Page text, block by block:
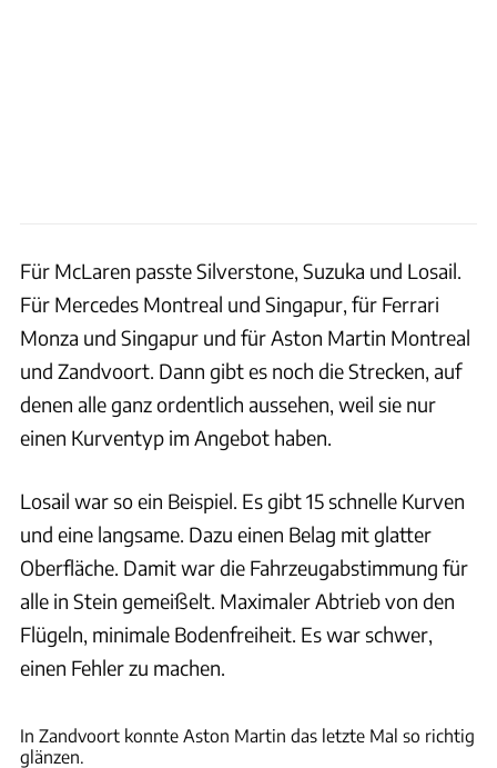
Für McLaren passte Silverstone, Suzuka und Losail.
Für Mercedes Montreal und Singapur, für Ferrari
Monza und Singapur und für Aston Martin Montreal
und Zandvoort. Dann gibt es noch die Strecken, auf
denen alle ganz ordentlich aussehen, weil sie nur
einen Kurventyp im Angebot haben.
Losail war so ein Beispiel. Es gibt 15 schnelle Kurven
und eine langsame. Dazu einen Belag mit glatter
Oberfläche. Damit war die Fahrzeugabstimmung für
alle in Stein gemeißelt. Maximaler Abtrieb von den
Flügeln, minimale Bodenfreiheit. Es war schwer,
einen Fehler zu machen.
In Zandvoort konnte Aston Martin das letzte Mal so richtig
glänzen.